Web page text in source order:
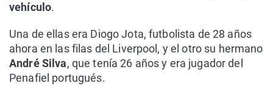
vehículo.
Una de ellas era Diogo Jota, futbolista de 28 años
ahora en las filas del Liverpool, y el otro su hermano
André Silva, que tenía 26 años y era jugador del
Penafiel portugués.